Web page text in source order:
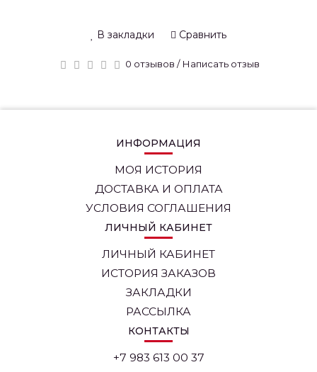
В закладки Сравнить
0 отзывов / Написать отзыв
ИНФОРМАЦИЯ
МОЯ ИСТОРИЯ
ДОСТАВКА И ОПЛАТА
УСЛОВИЯ СОГЛАШЕНИЯ
ЛИЧНЫЙ КАБИНЕТ
ЛИЧНЫЙ КАБИНЕТ
ИСТОРИЯ ЗАКАЗОВ
ЗАКЛАДКИ
РАССЫЛКА
КОНТАКТЫ
+7 983 613 00 37